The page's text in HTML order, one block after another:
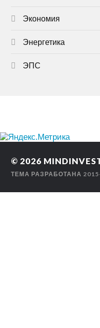
Экономия
Энергетика
ЭПС
© 2026
ТЕМА РАЗРАБОТАНА